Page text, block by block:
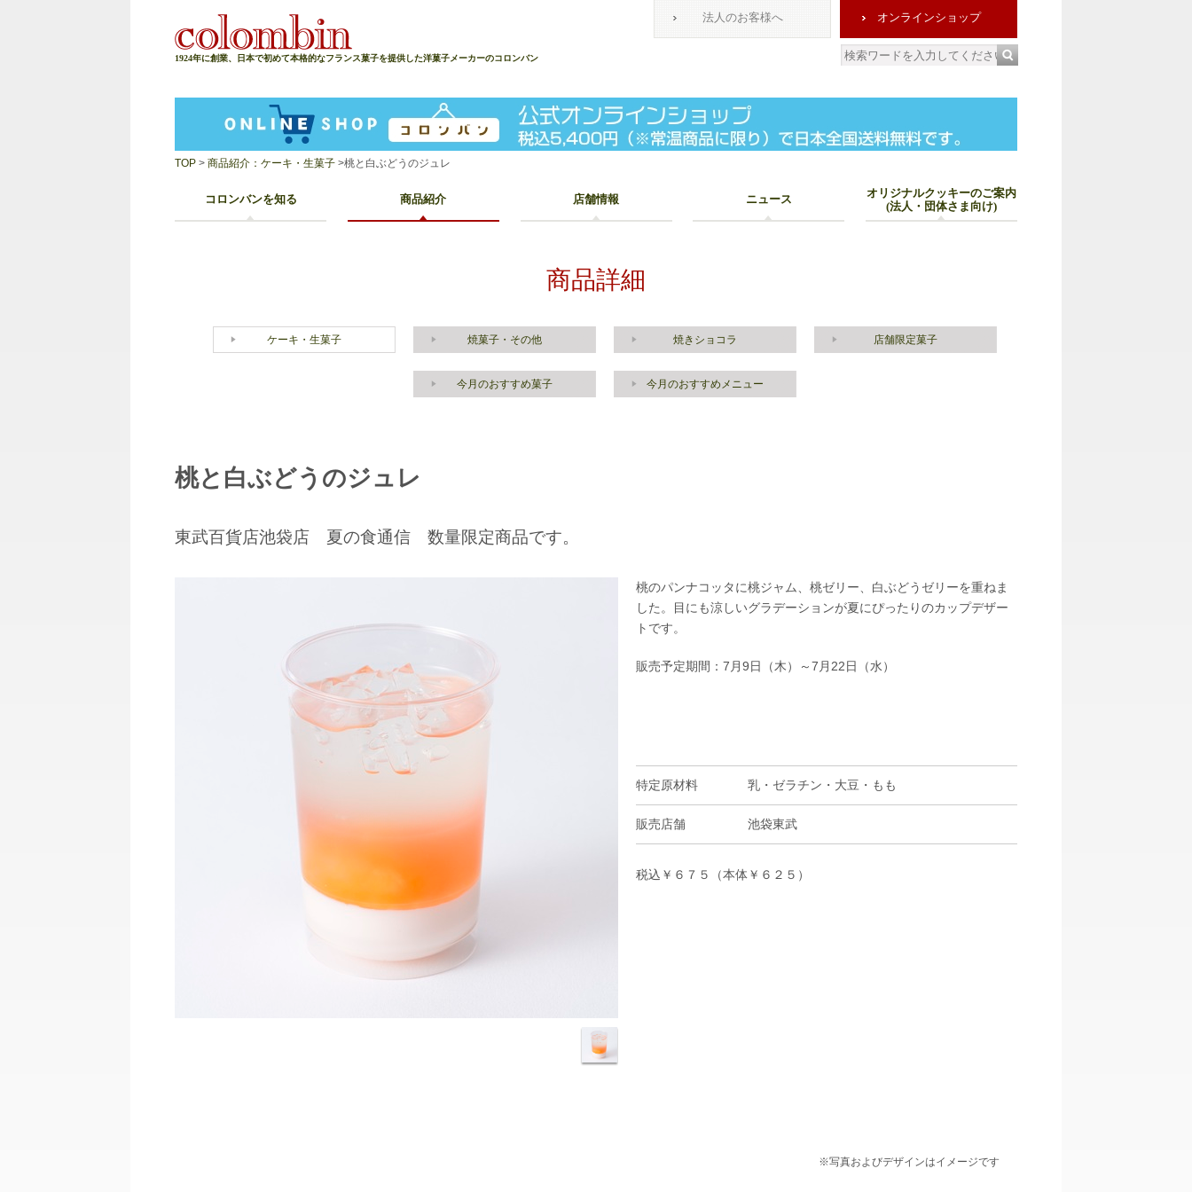
1924年に創業、日本で初めて本格的なフランス菓子を提供した洋菓子メーカーのコロンバン
コロンバンを知る 商品紹介 店舗情報 ニュース
オリジナルクッキーのご案内
(法人・団体さま向け)
法人のお客様へ オンラインショップ
TOP > 商品紹介：ケーキ・生菓子 >桃と白ぶどうのジュレ
商品詳細
ケーキ・生菓子 焼菓子・その他 焼きショコラ 店舗限定菓子
今月のおすすめ菓子 今月のおすすめメニュー
桃と白ぶどうのジュレ
東武百貨店池袋店 夏の食通信 数量限定商品です。
桃のパンナコッタに桃ジャム、桃ゼリー、白ぶどうゼリーを重ねま
した。目にも涼しいグラデーションが夏にぴったりのカップデザー
トです。
販売予定期間：7月9日（木）～7月22日（水）
特定原材料 乳・ゼラチン・大豆・もも
販売店舗 池袋東武
税込￥６７５（本体￥６２５）
※写真およびデザインはイメージです